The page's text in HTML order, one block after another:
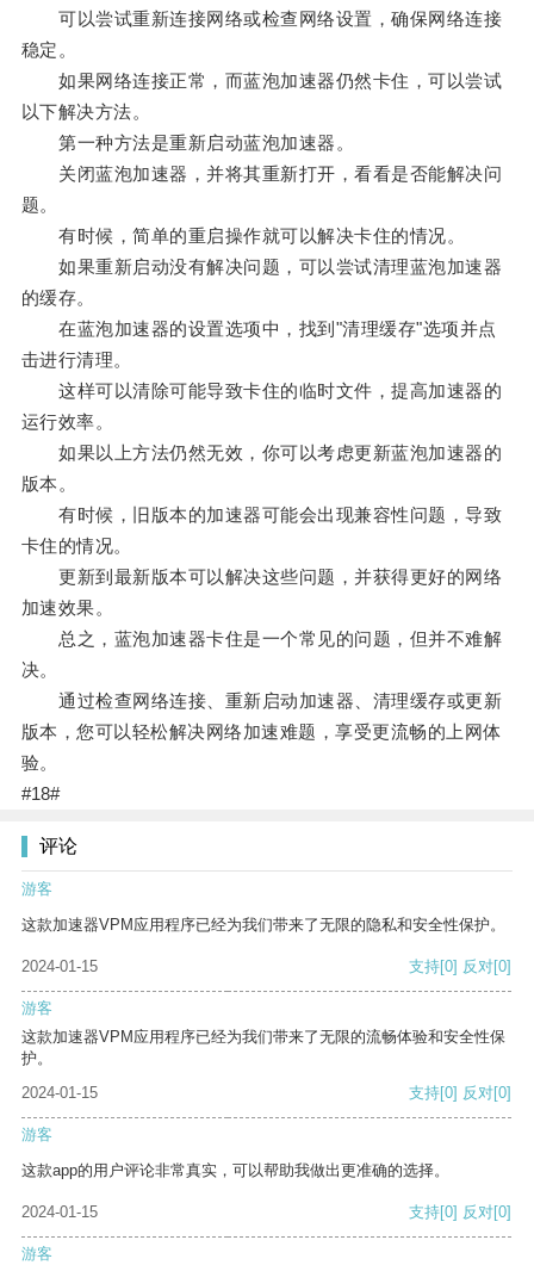
可以尝试重新连接网络或检查网络设置，确保网络连接
稳定。
如果网络连接正常，而蓝泡加速器仍然卡住，可以尝试
以下解决方法。
第一种方法是重新启动蓝泡加速器。
关闭蓝泡加速器，并将其重新打开，看看是否能解决问
题。
有时候，简单的重启操作就可以解决卡住的情况。
如果重新启动没有解决问题，可以尝试清理蓝泡加速器
的缓存。
在蓝泡加速器的设置选项中，找到"清理缓存"选项并点
击进行清理。
这样可以清除可能导致卡住的临时文件，提高加速器的
运行效率。
如果以上方法仍然无效，你可以考虑更新蓝泡加速器的
版本。
有时候，旧版本的加速器可能会出现兼容性问题，导致
卡住的情况。
更新到最新版本可以解决这些问题，并获得更好的网络
加速效果。
总之，蓝泡加速器卡住是一个常见的问题，但并不难解
决。
通过检查网络连接、重新启动加速器、清理缓存或更新
版本，您可以轻松解决网络加速难题，享受更流畅的上网体
验。
#18#
评论
游客
这款加速器VPM应用程序已经为我们带来了无限的隐私和安全性保护。
2024-01-15 支持[0] 反对[0]
游客
这款加速器VPM应用程序已经为我们带来了无限的流畅体验和安全性保
护。
2024-01-15
支持[0] 反对[0]
游客
这款app的用户评论非常真实，可以帮助我做出更准确的选择。
2024-01-15 支持[0] 反对[0]
游客